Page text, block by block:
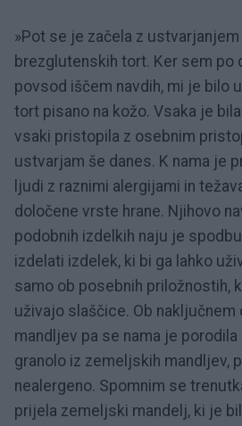
»Pot se je začela z
brezglutenskih tort. Ker sem po
povsod iščem navdih, mi je bilo
tort pisano na kožo. Vsaka je
vsaki pristopila z osebnim
ustvarjam še danes. K nama je
ljudi z raznimi alergijami in
določene vrste hrane. Njihovo
podobnih izdelkih naju je
izdelati izdelek, ki bi ga lahko
samo ob posebnih priložnostih,
uživajo slaščice. Ob
mandljev pa se nama je
granolo iz zemeljskih mandljev,
nealergeno. Spomnim se
prijela zemeljski mandelj, ki je